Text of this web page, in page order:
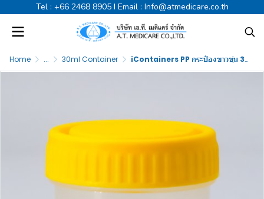
Tel : +66 2468 8905I Email : Info@atmedicare.co.th
Home ... 30ml Container iContainers PP กระป๋องขาวขุ่น 30ml ฝาเกลียวเหลือง